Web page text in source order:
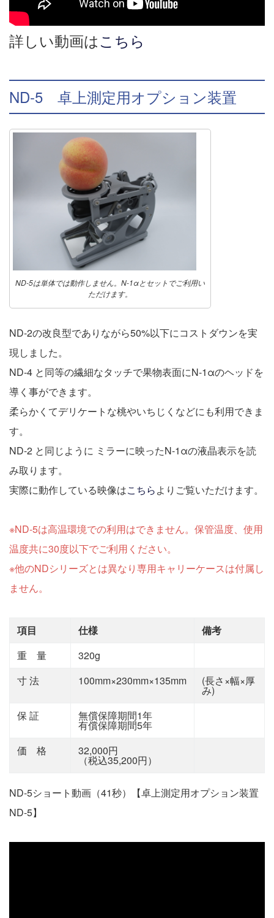
詳しい動画はこちら
ND-5 卓上測定用オプション装置
ND-5は単体では動作しません。N-1αとセットでご利用い
ただけます。
ND-2の改良型でありながら50%以下にコストダウンを実
現しました。
ND-4 と同等の繊細なタッチで果物表面にN-1αのヘッドを
導く事ができます。
柔らかくてデリケートな桃やいちじくなどにも利用できま
す。
ND-2 と同じように ミラーに映ったN-1αの液晶表示を読
み取ります。
実際に動作している映像はこちらよりご覧いただけます。
※ND-5は高温環境での利用はできません。保管温度、使用
温度共に30度以下でご利用ください。
※他のNDシリーズとは異なり専用キャリーケースは付属し
ません。
項目 仕様
備考
重 量
320g
寸 法
100mm×230mm×135mm (長さ×幅×厚
み)
保 証
無償保障期間1年
有償保障期間5年
価 格
32,000円
（税込35,200円）
ND-5ショート動画（41秒）【卓上測定用オプション装置
ND-5】